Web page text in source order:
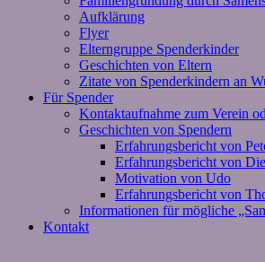
Aufklärung
Flyer
Elterngruppe Spenderkinder
Geschichten von Eltern
Zitate von Spenderkindern an
Für Spender
Kontaktaufnahme zum Verein
Geschichten von Spendern
Erfahrungsbericht von
Erfahrungsbericht von
Motivation von Udo
Erfahrungsbericht von
Informationen für mögliche
Kontakt